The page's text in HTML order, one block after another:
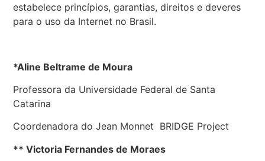
estabelece princípios, garantias, direitos e deveres
para o uso da Internet no Brasil.
*Aline Beltrame de Moura
Professora da Universidade Federal de Santa
Catarina
Coordenadora do Jean Monnet BRIDGE Project
** Victoria Fernandes de Moraes